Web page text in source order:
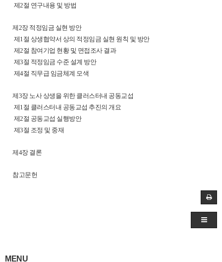
제2절 연구내용 및 방법
제2장 적정임금 실현 방안
제1절 상생협약서 상의 적정임금 실현 원칙 및 방안
제2절 참여기업 현황 및 면접조사 결과
제3절 적정임금 수준 설계 방안
제4절 직무급 임금체계 모색
제3장 노사 상생을 위한 클러스터내 공동교섭
제1절 클러스터내 공동교섭 추진의 개요
제2절 공동교섭 실행방안
제3절 조정 및 중재
제4장 결론
참고문헌
MENU